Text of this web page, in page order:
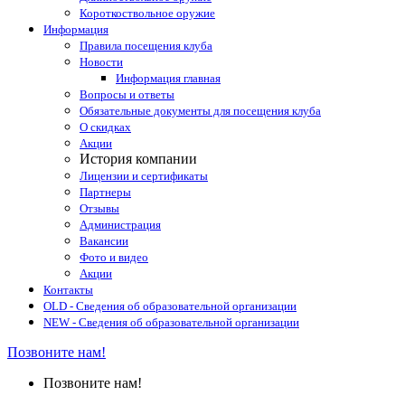
Короткоствольное оружие
Информация
Правила посещения клуба
Новости
Информация главная
Вопросы и ответы
Обязательные документы для посещения клуба
О скидках
Акции
История компании
Лицензии и сертификаты
Партнеры
Отзывы
Администрация
Вакансии
Фото и видео
Акции
Контакты
OLD - Сведения об образовательной организации
NEW - Сведения об образовательной организации
Позвоните нам!
Позвоните нам!